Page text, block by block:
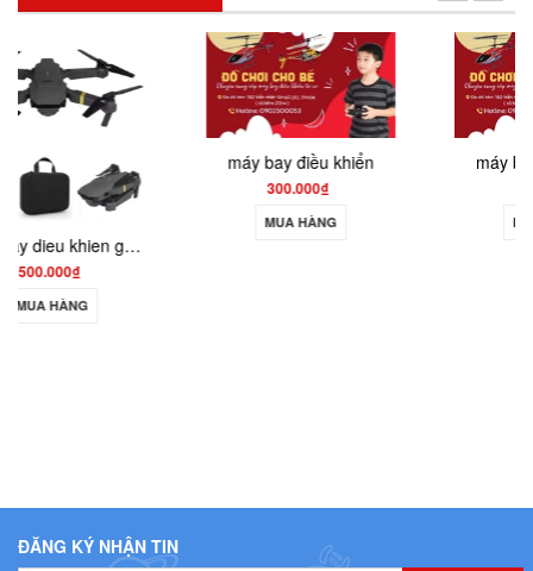
máy bay điều khiển
300.000₫
máy bay điều khiển
ĐĂNG KÝ NHẬN TIN